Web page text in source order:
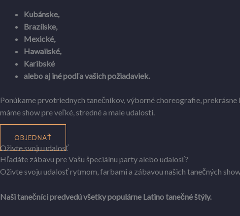
Kubánske,
Brazílske,
Mexické,
Hawaiiské,
Karibské
alebo aj iné podľa vašich požiadaviek.
Ponúkame prvotriednych tanečníkov, výborné choreografie,
máme show pre veľké, stredné a male udalosti.
OBJEDNAŤ
Oživte svoju udalosť
Hľadáte zábavu pre Vašu špeciálnu party alebo udalosť?
Oživte svoju udalosť rytmom, farbami a zábavou našich tanečných
Naši tanečníci predvedú všetky populárne Latino tanečné štýly.